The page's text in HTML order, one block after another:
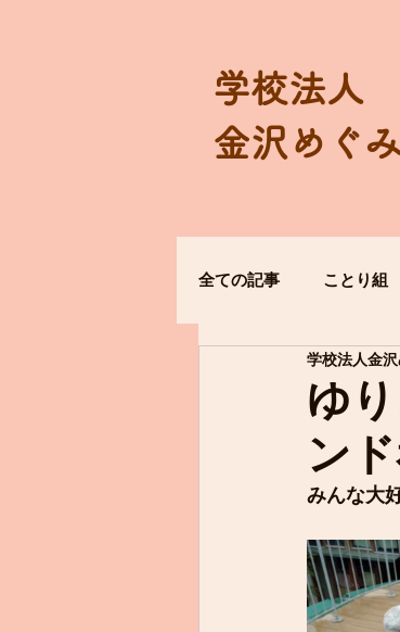
学校法人
金沢めぐ
全ての記事 ことり組
ゆ
ン
学校法人金
みんな大